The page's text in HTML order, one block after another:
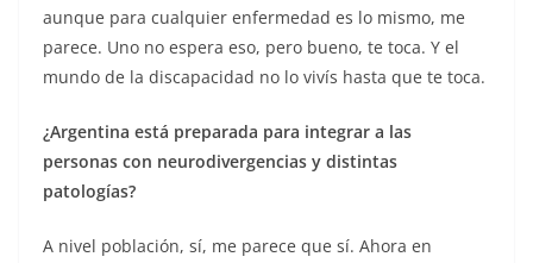
aunque para cualquier enfermedad es lo mismo, me
parece. Uno no espera eso, pero bueno, te toca. Y el
mundo de la discapacidad no lo vivís hasta que te toca.
¿Argentina está preparada para integrar a las
personas con neurodivergencias y distintas
patologías?
A nivel población, sí, me parece que sí. Ahora en